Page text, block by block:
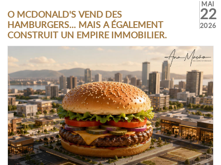
O MCDONALD'S VEND DES
HAMBURGERS… MAIS A ÉGALEMENT
CONSTRUIT UN EMPIRE IMMOBILIER.
MAI
22
2026